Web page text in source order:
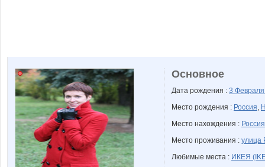
Основное
Дата рождения : 3
Место рождения : Россия,
Место нахождения : Россия
Место проживания : улица
Любимые места : ИКЕЯ